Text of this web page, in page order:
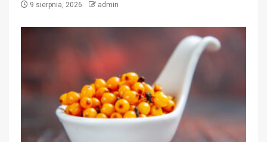
9 sierpnia, 2026 admin